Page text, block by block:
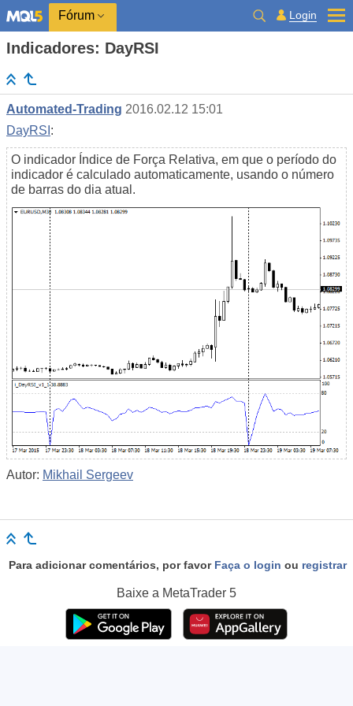
Fórum Login
Indicadores: DayRSI
Automated-Trading 2016.02.12 15:01
DayRSI :
O indicador Índice de Força Relativa, em que o período do
indicador é calculado automaticamente, usando o número
de barras do dia atual.
Autor: Mikhail Sergeev
Para adicionar comentários, por favor Faça o login ou registrar
Baixe a MetaTrader 5